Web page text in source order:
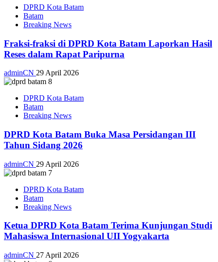
DPRD Kota Batam
Batam
Breaking News
Fraksi-fraksi di DPRD Kota Batam Laporkan Hasil
Reses dalam Rapat Paripurna
adminCN 29 April 2026
DPRD Kota Batam
Batam
Breaking News
DPRD Kota Batam Buka Masa Persidangan III
Tahun Sidang 2026
adminCN 29 April 2026
DPRD Kota Batam
Batam
Breaking News
Ketua DPRD Kota Batam Terima Kunjungan Studi
Mahasiswa Internasional UII Yogyakarta
adminCN 27 April 2026